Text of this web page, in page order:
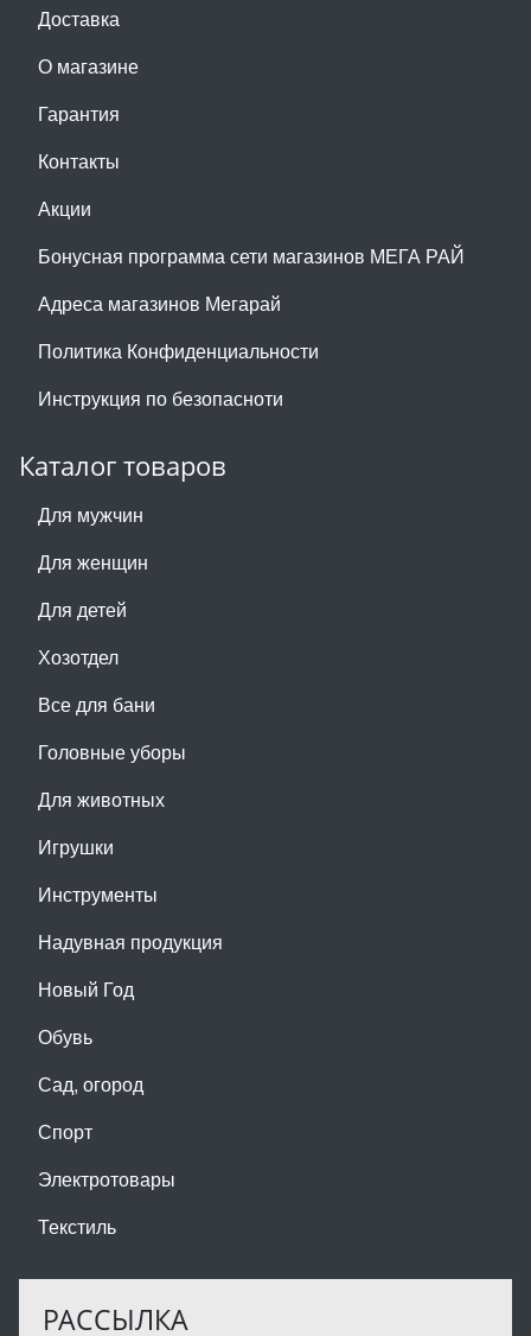
Доставка
О магазине
Гарантия
Контакты
Акции
Бонусная программа сети магазинов МЕГА РАЙ
Адреса магазинов Мегарай
Политика Конфиденциальности
Инструкция по безопасноти
Каталог товаров
Для мужчин
Для женщин
Для детей
Хозотдел
Все для бани
Головные уборы
Для животных
Игрушки
Инструменты
Надувная продукция
Новый Год
Обувь
Сад, огород
Спорт
Электротовары
Текстиль
РАССЫЛКА